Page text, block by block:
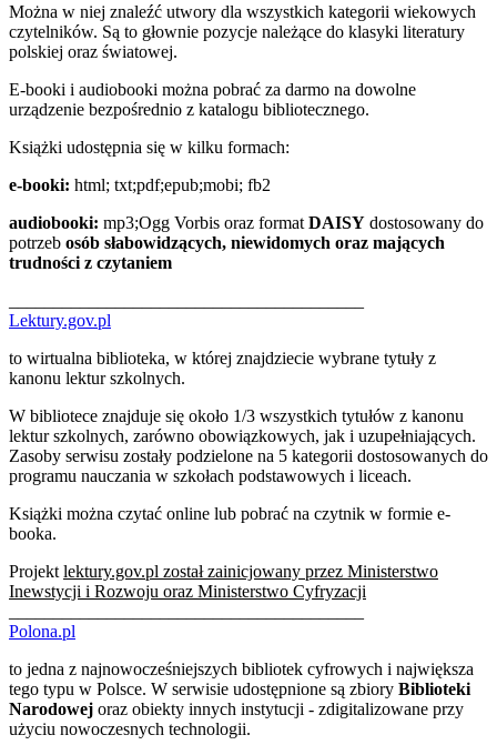
Można w niej znaleźć utwory dla wszystkich kategorii wiekowych
czytelników. Są to głownie pozycje należące do klasyki literatury
polskiej oraz światowej.
E-booki i audiobooki można pobrać za darmo na dowolne
urządzenie bezpośrednio z katalogu bibliotecznego.
Książki udostępnia się w kilku formach:
e-booki: html; txt;pdf;epub;mobi; fb2
audiobooki: mp3;Ogg Vorbis oraz format DAISY dostosowany do
potrzeb osób słabowidzących, niewidomych oraz mających
trudności z czytaniem
Lektury.gov.pl
to wirtualna biblioteka, w której znajdziecie wybrane tytuły z
kanonu lektur szkolnych.
W bibliotece znajduje się około 1/3 wszystkich tytułów z kanonu
lektur szkolnych, zarówno obowiązkowych, jak i uzupełniających.
Zasoby serwisu zostały podzielone na 5 kategorii dostosowanych do
programu nauczania w szkołach podstawowych i liceach.
Książki można czytać online lub pobrać na czytnik w formie e-
booka.
Projekt lektury.gov.pl został zainicjowany przez Ministerstwo
Inewstycji i Rozwoju oraz Ministerstwo Cyfryzacji
Polona.pl
to jedna z najnowocześniejszych bibliotek cyfrowych i największa
tego typu w Polsce. W serwisie udostępnione są zbiory Biblioteki
Narodowej oraz obiekty innych instytucji - zdigitalizowane przy
użyciu nowoczesnych technologii.